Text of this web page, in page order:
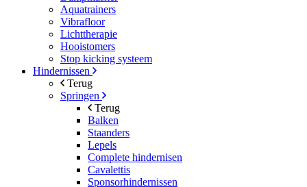
Aquatrainers
Vibrafloor
Lichttherapie
Hooistomers
Stop kicking systeem
Hindernissen
Terug
Springen
Terug
Balken
Staanders
Lepels
Complete hindernisen
Cavalettis
Sponsorhindernissen